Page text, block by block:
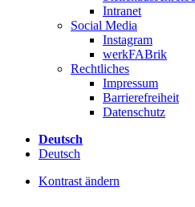
Intranet
Social Media
Instagram
werkFABrik
Rechtliches
Impressum
Barrierefreiheit
Datenschutz
Deutsch
Deutsch
Kontrast ändern